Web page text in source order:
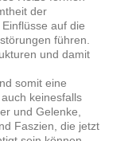
der
auf die
führen.
und damit
somit eine
keinesfalls
und Gelenke,
Faszien, die jetzt